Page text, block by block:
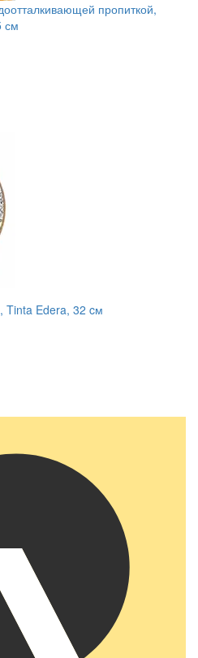
пропиткой,
см
Tinta Edera, 32 cм